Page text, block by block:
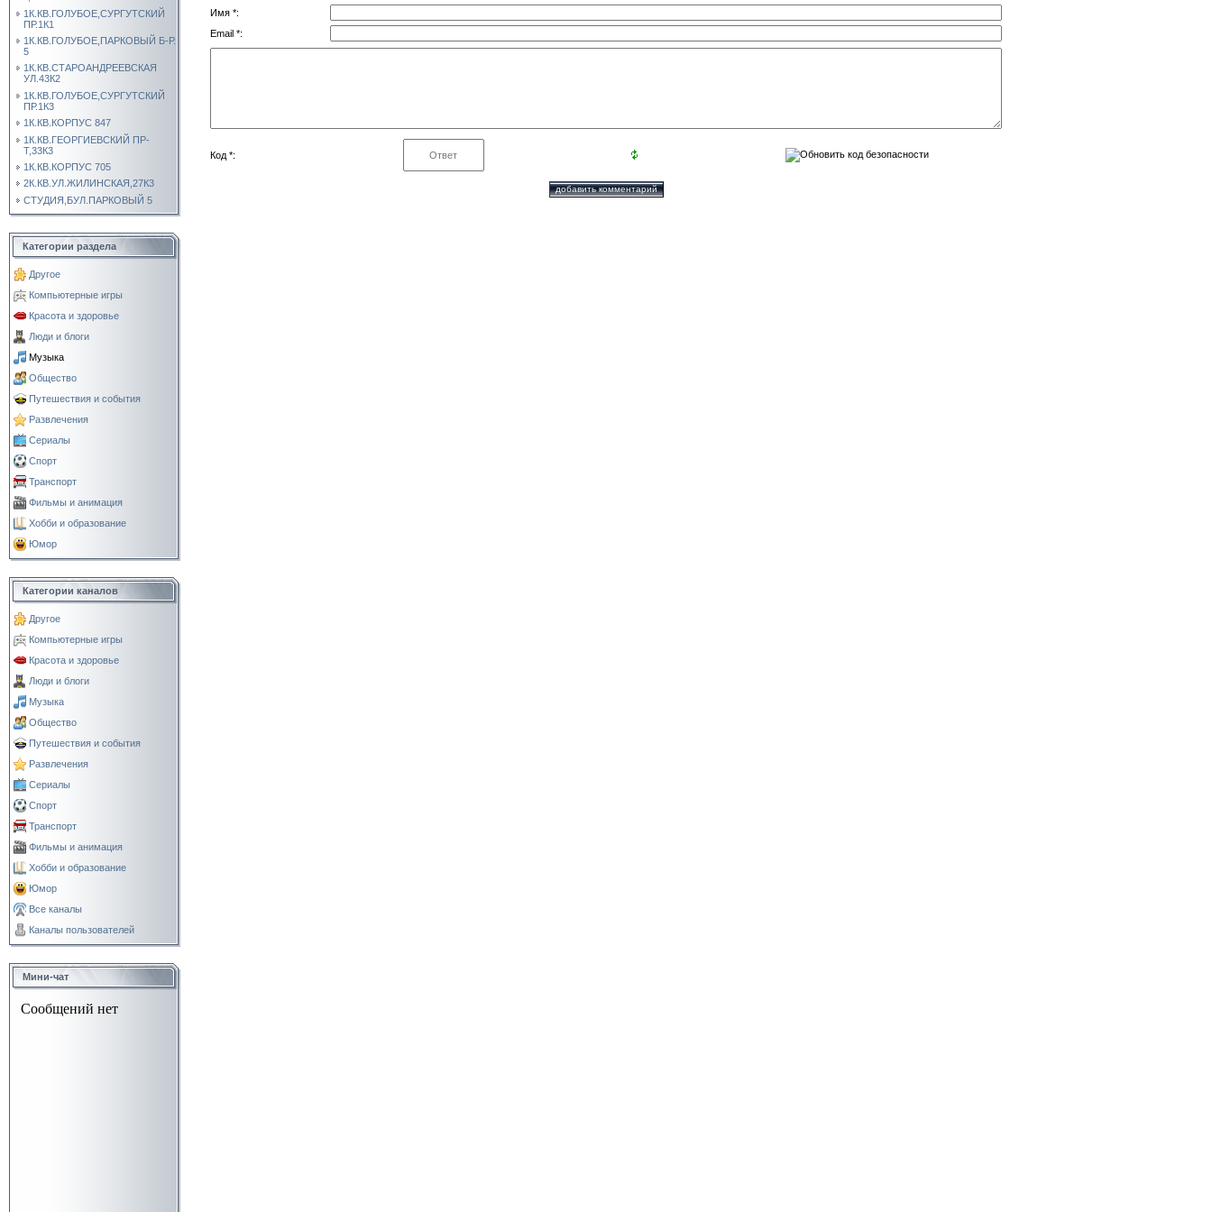
1К.КВ.ГОЛУБОЕ,СУРГУТСКИЙ
ПР.1К1
1К.КВ.ГОЛУБОЕ,ПАРКОВЫЙ Б-Р.
5
1К.КВ.СТАРОАНДРЕЕВСКАЯ
УЛ.43К2
1К.КВ.ГОЛУБОЕ,СУРГУТСКИЙ
ПР.1К3
1К.КВ.КОРПУС 847
1К.КВ.ГЕОРГИЕВСКИЙ ПР-
Т,33К3
1К.КВ.КОРПУС 705
2К.КВ.УЛ.ЖИЛИНСКАЯ,27К3
СТУДИЯ,БУЛ.ПАРКОВЫЙ 5
Категории раздела
Другое
Компьютерные игры
Красота и здоровье
Люди и блоги
Музыка
Общество
Путешествия и события
Развлечения
Сериалы
Спорт
Транспорт
Фильмы и анимация
Хобби и образование
Юмор
Категории каналов
Другое
Компьютерные игры
Красота и здоровье
Люди и блоги
Музыка
Общество
Путешествия и события
Развлечения
Сериалы
Спорт
Транспорт
Фильмы и анимация
Хобби и образование
Юмор
Все каналы
Каналы пользователей
Мини-чат
Имя *:
Email *:
Код *: